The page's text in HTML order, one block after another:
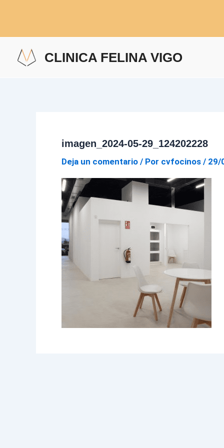
contenido
CLINICA FELINA VIGO
imagen_2024-05-29_124202228
Deja un comentario / Por cvfocinos / 29/